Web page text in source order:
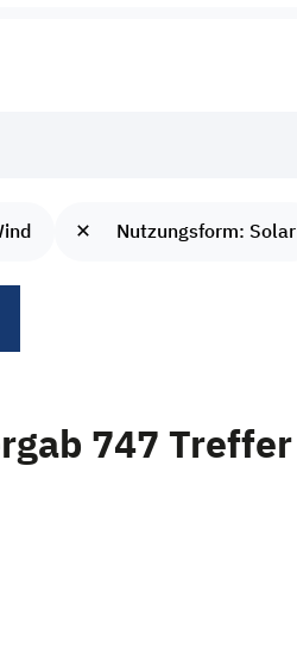
Nutzungsform: Solar
747 Treffer